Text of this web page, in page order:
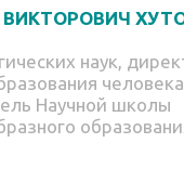
наук,
Научной школы